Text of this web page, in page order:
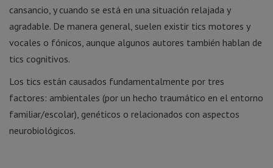
cansancio, y cuando se está en una situación relajada y
agradable. De manera general, suelen existir tics motores y
vocales o fónicos, aunque algunos autores también hablan de
tics cognitivos.
Los tics están causados fundamentalmente por tres
factores: ambientales (por un hecho traumático en el entorno
familiar/escolar), genéticos o relacionados con aspectos
neurobiológicos.